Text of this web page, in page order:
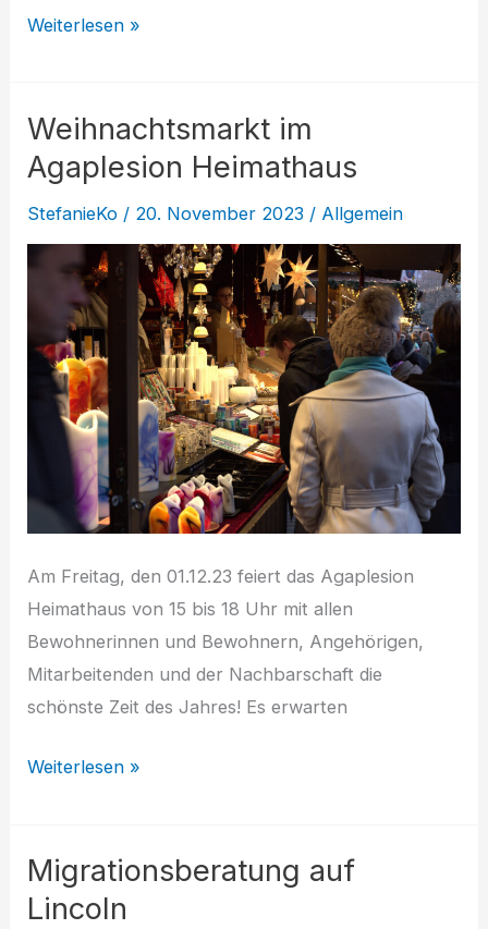
Angebote
Weiterlesen »
Weihnachtsmarkt im
Agaplesion Heimathaus
StefanieKo / 20. November 2023 / Allgemein
Am Freitag, den 01.12.23 feiert das Agaplesion
Heimathaus von 15 bis 18 Uhr mit allen
Bewohnerinnen und Bewohnern, Angehörigen,
Mitarbeitenden und der Nachbarschaft die
schönste Zeit des Jahres! Es erwarten
Weihnachtsmarkt
Heimathaus
Weiterlesen »
Migrationsberatung auf
Lincoln